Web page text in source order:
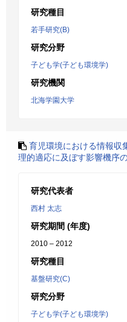
研究種目
若手研究(B)
研究分野
子ども学(子ども環境学)
研究機関
北海学園大学
育児環境における情報収
理的適応に及ぼす影響機序
研究代表者
西村 太志
研究期間 (年度)
2010 – 2012
研究種目
基盤研究(C)
研究分野
子ども学(子ども環境学)